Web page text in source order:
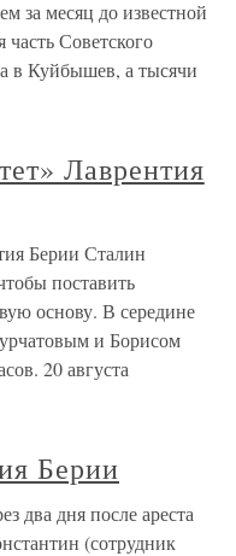
за месяц до известной
Советского
в Куйбышев, а тысячи
Лаврентия
Берии Сталин
поставить
основу. В середине
и Борисом
20 августа
Берии
два дня после ареста
(сотрудник